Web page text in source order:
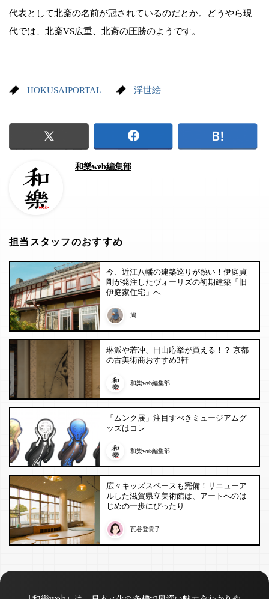
代表として北斎の名前が冠されているのだとか。どうやら現
代では、北斎VS広重、北斎の圧勝のようです。
HOKUSAIPORTAL 浮世絵
和樂web編集部
担当スタッフのおすすめ
今、近江八幡の建築巡りが熱い！伊庭貞
剛が発注したヴォーリズの初期建築「旧
伊庭家住宅」へ
鳩
琳派や若冲、円山応挙が買える！？ 京都
の古美術商おすすめ3軒
和樂web編集部
「ムンク展」注目すべきミュージアムグ
ッズはコレ
和樂web編集部
広々キッズスペースも完備！リニューア
ルした滋賀県立美術館は、アートへのは
じめの一歩にぴったり
瓦谷登貴子